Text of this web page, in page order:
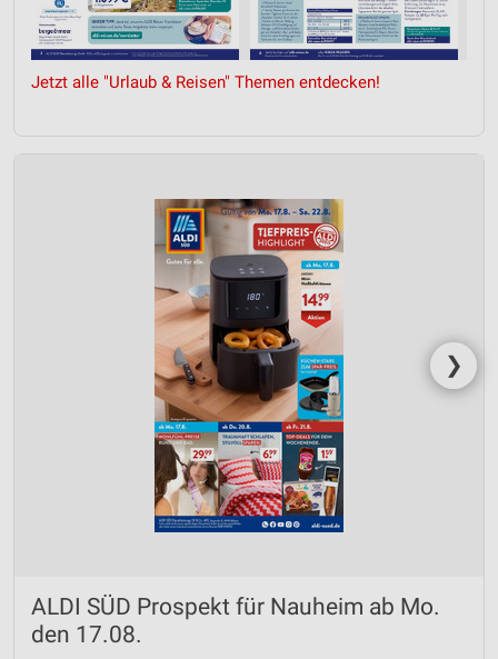
Jetzt alle "Urlaub & Reisen" Themen entdecken!
❯
ALDI SÜD Prospekt für Nauheim ab Mo.
den 17.08.